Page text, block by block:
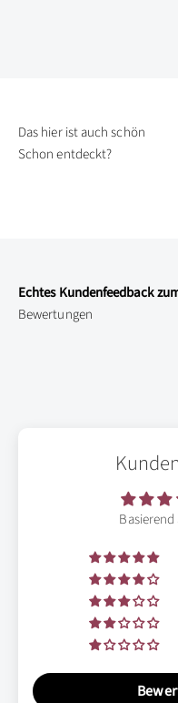
Schon entdeckt?
Echtes Kundenfeedback
Bewertungen